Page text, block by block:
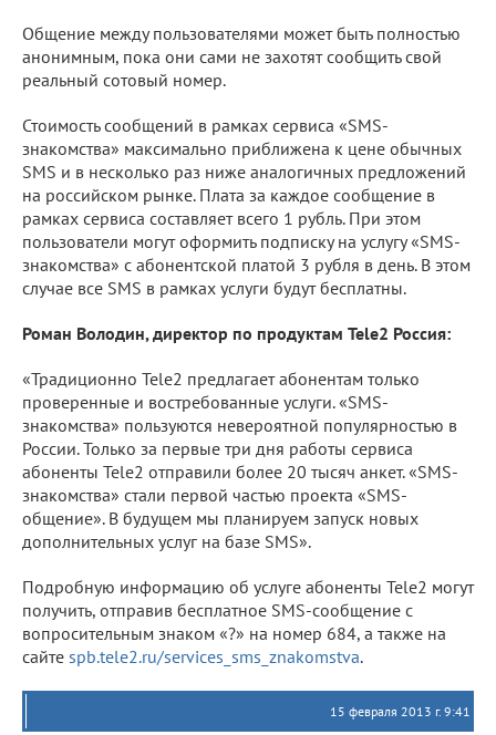
Общение между пользователями может быть полностью
анонимным, пока они сами не захотят сообщить свой
реальный сотовый номер.
Стоимость сообщений в рамках сервиса «SMS-
знакомства» максимально приближена к цене обычных
SMS и в несколько раз ниже аналогичных предложений
на российском рынке. Плата за каждое сообщение в
рамках сервиса составляет всего 1 рубль. При этом
пользователи могут оформить подписку на услугу «SMS-
знакомства» с абонентской платой 3 рубля в день. В этом
случае все SMS в рамках услуги будут бесплатны.
Роман Володин, директор по продуктам Tele2 Россия:
«Традиционно Tele2 предлагает абонентам только
проверенные и востребованные услуги. «SMS-
знакомства» пользуются невероятной популярностью в
России. Только за первые три дня работы сервиса
абоненты Tele2 отправили более 20 тысяч анкет. «SMS-
знакомства» стали первой частью проекта «SMS-
общение». В будущем мы планируем запуск новых
дополнительных услуг на базе SMS».
Подробную информацию об услуге абоненты Tele2 могут
получить, отправив бесплатное SMS-сообщение с
вопросительным знаком «?» на номер 684, а также на
сайте spb.tele2.ru/services_sms_znakomstva.
15 февраля 2013 г. 9:41